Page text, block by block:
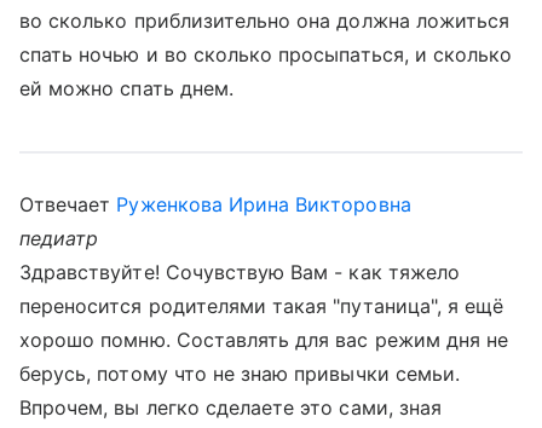
во сколько приблизительно она должна ложиться
спать ночью и во сколько просыпаться, и сколько
ей можно спать днем.
Отвечает Руженкова Ирина Викторовна
педиатр
Здравствуйте! Сочувствую Вам - как тяжело
переносится родителями такая "путаница", я ещё
хорошо помню. Составлять для вас режим дня не
берусь, потому что не знаю привычки семьи.
Впрочем, вы легко сделаете это сами, зная